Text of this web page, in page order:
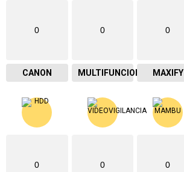
0
CANON
0
MULTIFUNCIONAL
0
MAXIFY
0 0 0